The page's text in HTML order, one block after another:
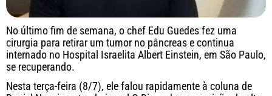
No último fim de semana, o chef Edu Guedes fez uma
cirurgia para retirar um tumor no pâncreas e continua
internado no Hospital Israelita Albert Einstein, em São Paulo,
se recuperando.
Nesta terça-feira (8/7), ele falou rapidamente à coluna de